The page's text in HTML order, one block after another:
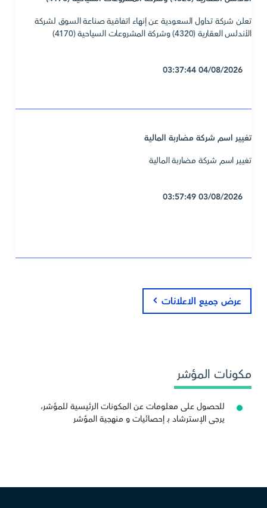
تعلن شركة تداول السعودية عن إنهاء اتفاقية صناعة السوق لشركة
الأندلس العقارية (4320) وشركة المشروعات السياحية (4170)
04/08/2026 03:37:44
تغيير اسم شركة مضاربة المالية
تغيير اسم شركة مضاربة المالية
03/08/2026 03:57:49
عرض جميع الاعلانات
مكونات المؤشر
للحصول على معلومات عن المكونات الرئيسية للمؤشر،
يرجى الإسترشاد بـ إحصائيات و منهجية المؤشر